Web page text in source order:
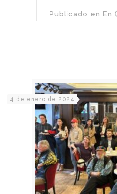
Publicado en En
4 de enero de 2024